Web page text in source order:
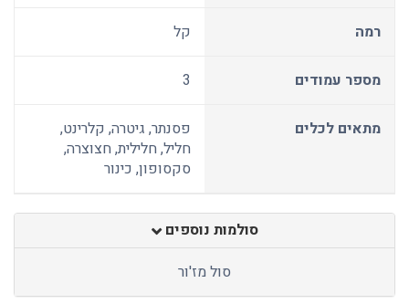
רמה קל
מספר עמודים 3
מתאים לכלים
פסנתר, גיטרה, קלרינט,
חליל, חלילית, חצוצרה,
סקסופון, כינור
סולמות נוספים
סול מז'ור